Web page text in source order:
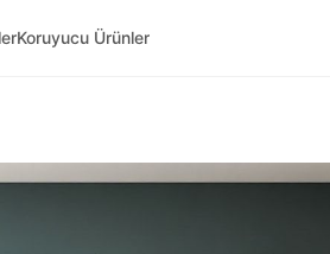
Koruyucu Ürünler